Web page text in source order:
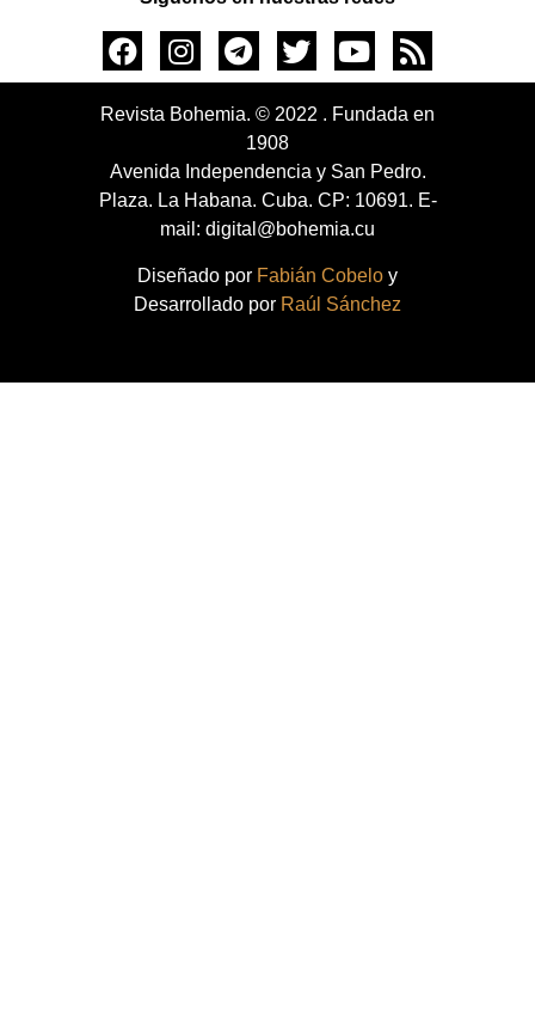
Revista Bohemia. © 2022 . Fundada en
1908
Avenida Independencia y San Pedro.
Plaza. La Habana. Cuba. CP: 10691. E-
mail: digital@bohemia.cu
Diseñado por Fabián Cobelo y
Desarrollado por Raúl Sánchez